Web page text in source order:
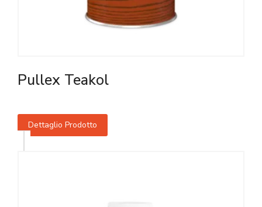
Pullex Teakol
Dettaglio Prodotto